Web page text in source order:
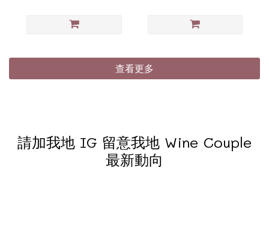
《ZTSC138A_BOX》
查看更多
請加我地 IG 留意我地 Wine Couple
最新動向